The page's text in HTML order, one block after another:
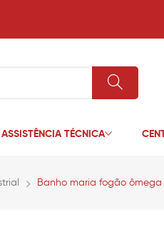
ASSISTÊNCIA TÉCNICA
Banho maria fogão ômega